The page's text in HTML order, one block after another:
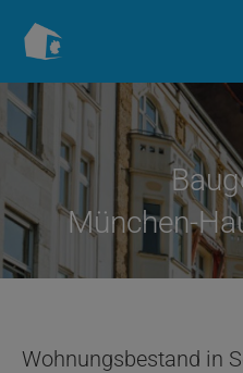
Inhalt
München-
Wohnungsbestand in